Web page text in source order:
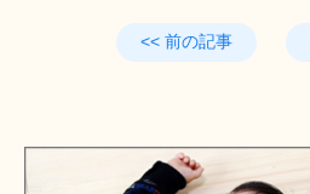
<< 前の記事